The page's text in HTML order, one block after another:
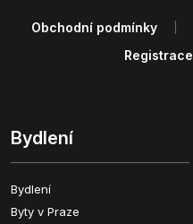
Bydlení
Bydlení
Byty v Praze
Obchodní podmínky
Registrace